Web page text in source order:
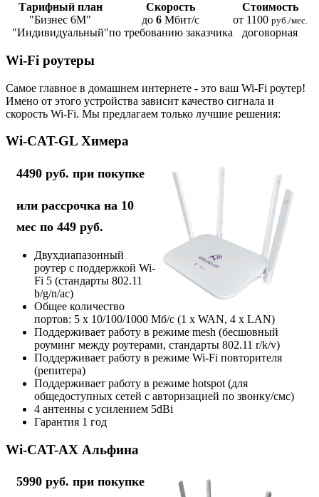
Тарифный план
Скорость
Стоимость
"Бизнес 6М"
до 6 Мбит/с от 1100 руб./мес.
"Индивидуальный"по требованию заказчика договорная
Wi-Fi роутеры
Самое главное в домашнем интернете - это ваш Wi-Fi роутер!
Имено от этого устройства зависит качество сигнала и
скорость Wi-Fi. Мы предлагаем только лучшие решения:
Wi-CAT-GL Химера
4490 руб. при покупке
или рассрочка на 10
мес по 449 руб.
Двухдиапазонный
роутер с поддержкой Wi-
Fi 5 (стандарты 802.11
b/g/n/ac)
Общее количество
портов: 5 х 10/100/1000 Мб/с (1 x WAN, 4 x LAN)
Поддерживает работу в режиме mesh (бесшовный
роуминг между роутерами, стандарты 802.11 r/k/v)
Поддерживает работу в режиме Wi-Fi повторителя
(репитера)
Поддерживает работу в режиме hotspot (для
общедоступных сетей с авторизацией по звонку/смс)
4 антенны с усилением 5dBi
Гарантия 1 год
Wi-CAT-AX Альфина
5990 руб. при покупке